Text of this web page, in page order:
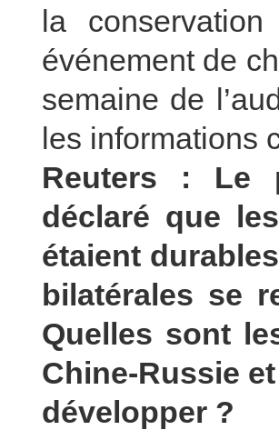
la
événement de
semaine de
les informations
Reuters : Le
déclaré que
étaient
bilatérales se
Quelles sont
Chine-Russie
développer ?